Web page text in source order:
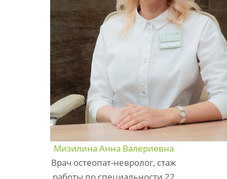
Мизилина Анна Валериевна
Врач остеопат-невролог, стаж